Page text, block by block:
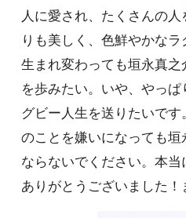
人に愛され、たくさんの
りも美しく、色鮮やかな
生まれ変わっても垣永真
を歩みたい。いや、やっ
グビー人生を送りたいで
のことを嫌いになっても
ならないでください。本
ありがとうございました！